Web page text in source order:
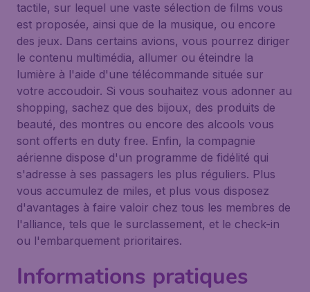
tactile, sur lequel une vaste sélection de films vous
est proposée, ainsi que de la musique, ou encore
des jeux. Dans certains avions, vous pourrez diriger
le contenu multimédia, allumer ou éteindre la
lumière à l'aide d'une télécommande située sur
votre accoudoir. Si vous souhaitez vous adonner au
shopping, sachez que des bijoux, des produits de
beauté, des montres ou encore des alcools vous
sont offerts en duty free. Enfin, la compagnie
aérienne dispose d'un programme de fidélité qui
s'adresse à ses passagers les plus réguliers. Plus
vous accumulez de miles, et plus vous disposez
d'avantages à faire valoir chez tous les membres de
l'alliance, tels que le surclassement, et le check-in
ou l'embarquement prioritaires.
Informations pratiques